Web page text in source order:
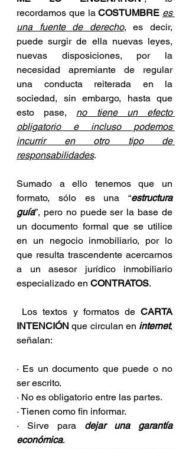
recordamos que la COSTUMBRE es
una fuente de derecho, es decir,
puede surgir de ella nuevas leyes,
nuevas disposiciones, por la
necesidad apremiante de regular
una conducta reiterada en la
sociedad, sin embargo, hasta que
esto pase, no tiene un efecto
obligatorio e incluso podemos
incurrir en otro tipo de
responsabilidades.
Sumado a ello tenemos que un
formato, sólo es una “estructura
guía”, pero no puede ser la base de
un documento formal que se utilice
en un negocio inmobiliario, por lo
que resulta trascendente acercarnos
a un asesor jurídico inmobiliario
especializado en CONTRATOS.
Los textos y formatos de CARTA
INTENCIÓN que circulan en internet,
señalan:
· Es un documento que puede o no
ser escrito.
· No es obligatorio entre las partes.
· Tienen como fin informar.
· Sirve para dejar una garantía
económica.